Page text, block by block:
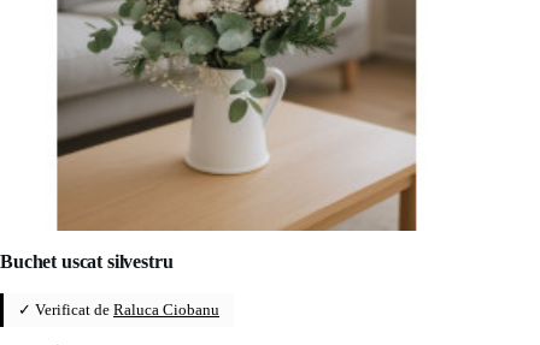
Buchet uscat silvestru
✓ Verificat de Raluca Ciobanu